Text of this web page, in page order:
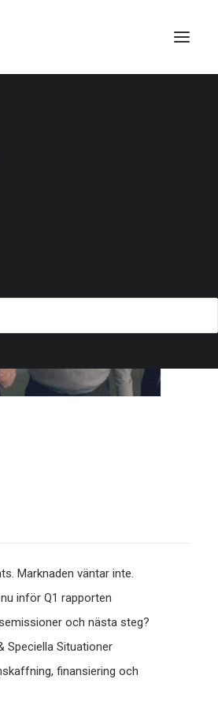
Marknaden väntar inte.
inför Q1 rapporten
och nästa steg?
Speciella Situationer
finansiering och